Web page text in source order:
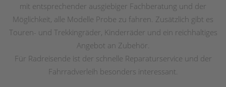
mit entsprechender ausgiebiger Fachberatung und der
Möglichkeit, alle Modelle Probe zu fahren. Zusätzlich gibt es
Touren- und Trekkingräder, Kinderräder und ein reichhaltiges
Angebot an Zubehör.
Für Radreisende ist der schnelle Reparaturservice und der
Fahrradverleih besonders interessant.